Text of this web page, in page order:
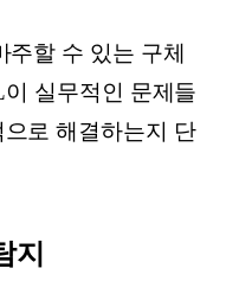
할 수 있는 구체
실무적인 문제들
로 해결하는지 단
지